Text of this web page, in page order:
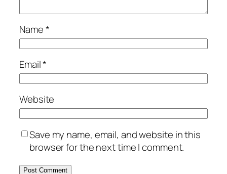
Name*
Email*
Website
Save my name, email, and website in this
browser for the next time I comment.